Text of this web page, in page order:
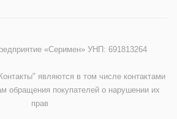
«Серимен» УНП: 691813264
являются в том числе контактами
обращения покупателей о нарушении их
прав